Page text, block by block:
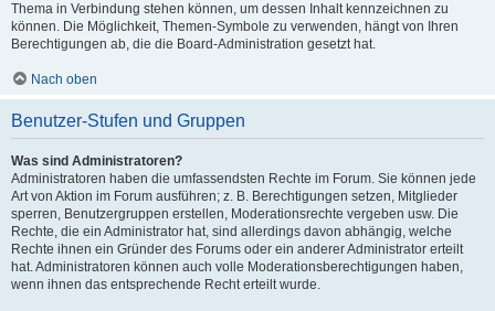
Thema in Verbindung stehen können, um dessen Inhalt kennzeichnen zu
können. Die Möglichkeit, Themen-Symbole zu verwenden, hängt von Ihren
Berechtigungen ab, die die Board-Administration gesetzt hat.
Nach oben
Benutzer-Stufen und Gruppen
Was sind Administratoren?
Administratoren haben die umfassendsten Rechte im Forum. Sie können jede
Art von Aktion im Forum ausführen; z. B. Berechtigungen setzen, Mitglieder
sperren, Benutzergruppen erstellen, Moderationsrechte vergeben usw. Die
Rechte, die ein Administrator hat, sind allerdings davon abhängig, welche
Rechte ihnen ein Gründer des Forums oder ein anderer Administrator erteilt
hat. Administratoren können auch volle Moderationsberechtigungen haben,
wenn ihnen das entsprechende Recht erteilt wurde.